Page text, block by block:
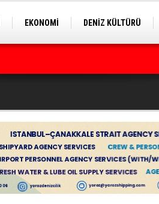
EKONOMİ DENİZ KÜLTÜRÜ